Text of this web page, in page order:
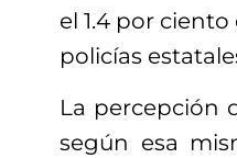
el 1.4 por
policías
La percepción
según esa